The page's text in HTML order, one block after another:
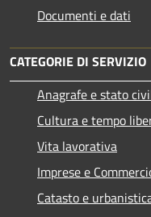
Documenti e dati
CATEGORIE DI SERVIZIO
Anagrafe e stato
Cultura e tempo
Vita lavorativa
Imprese e
Catasto e